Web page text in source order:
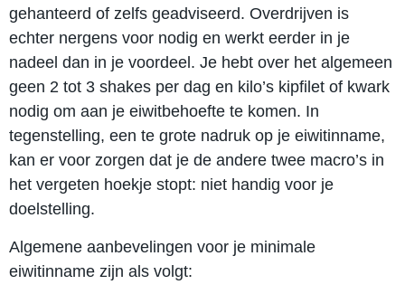
gehanteerd of zelfs geadviseerd. Overdrijven is
echter nergens voor nodig en werkt eerder in je
nadeel dan in je voordeel. Je hebt over het algemeen
geen 2 tot 3 shakes per dag en kilo’s kipfilet of kwark
nodig om aan je eiwitbehoefte te komen. In
tegenstelling, een te grote nadruk op je eiwitinname,
kan er voor zorgen dat je de andere twee macro’s in
het vergeten hoekje stopt: niet handig voor je
doelstelling.
Algemene aanbevelingen voor je minimale
eiwitinname zijn als volgt: